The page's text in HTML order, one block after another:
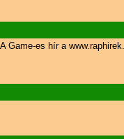
es hír a